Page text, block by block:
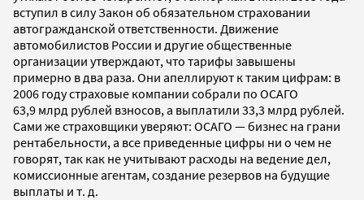
вступил в силу Закон об обязательном страховании
автогражданской ответственности. Движение
автомобилистов России и другие общественные
организации утверждают, что тарифы завышены
примерно в два раза. Они апеллируют к таким цифрам: в
2006 году страховые компании собрали по ОСАГО
63,9 млрд рублей взносов, а выплатили 33,3 млрд рублей.
Сами же страховщики уверяют: ОСАГО — бизнес на грани
рентабельности, а все приведенные цифры ни о чем не
говорят, так как не учитывают расходы на ведение дел,
комиссионные агентам, создание резервов на будущие
выплаты и т. д.